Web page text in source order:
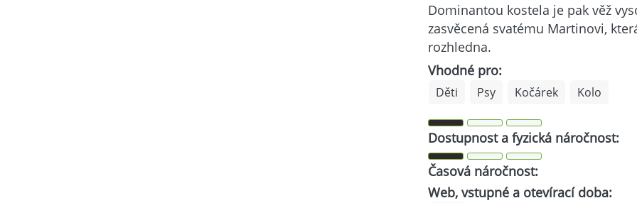
Dominantou kostela je pak věž
zasvěcená svatému Martinovi,
rozhledna.
Vhodné pro:
Děti Psy Kočárek Kolo
Dostupnost a fyzická náročnost:
Časová náročnost:
Web, vstupné a otevírací doba: